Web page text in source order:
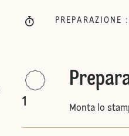
PREPARAZIONE :
1 Monta lo